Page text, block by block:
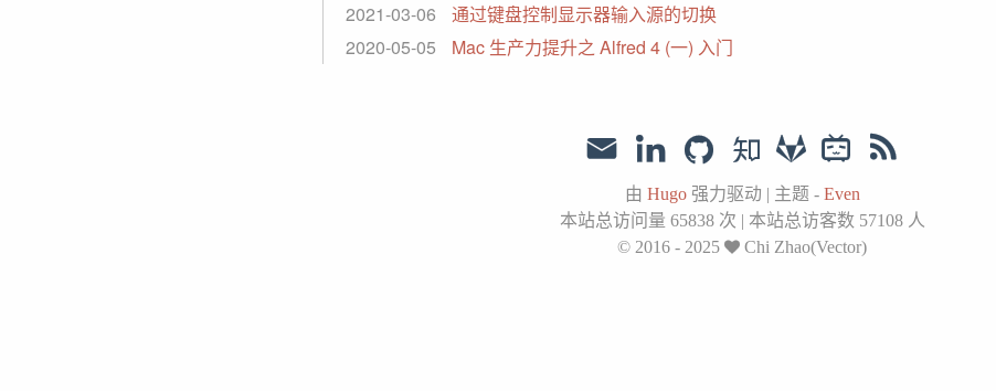
2021-03-06
通过键盘控制显示器输入源的切换
2020-05-05
Mac 生产力提升之 Alfred 4 (一) 入门
由 Hugo强力驱动 | 主题 - Even
本站总访问量 65838次 | 本站总访客数 57108人
© 2016 - 2025
Chi Zhao(Vector)